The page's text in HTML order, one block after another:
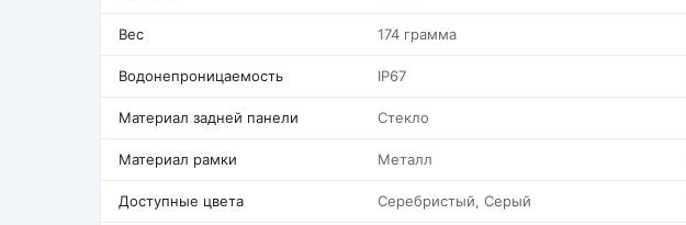
Вес 174 грамма
Водонепроницаемость IP67
Материал задней панели Стекло
Материал рамки Металл
Доступные цвета Серебристый, Серый